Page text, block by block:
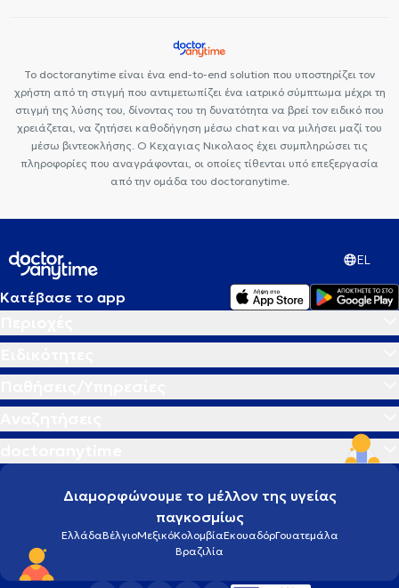
Το doctoranytime είναι ένα end-to-end solution που υποστηρίζει τον
χρήστη από τη στιγμή που αντιμετωπίζει ένα ιατρικό σύμπτωμα μέχρι τη
στιγμή της λύσης του, δίνοντας του τη δυνατότητα να βρεί τον ειδικό που
χρειάζεται, να ζητήσει καθοδήγηση μέσω chat και να μιλήσει μαζί του
μέσω βιντεοκλήσης. Ο Κεχαγιας Νικολαος έχει συμπληρώσει τις
πληροφορίες που αναγράφονται, οι οποίες τίθενται υπό επεξεργασία
από την ομάδα του doctoranytime.
EL
Κατέβασε το app
Διαμορφώνουμε το μέλλον της υγείας
παγκοσμίως
ΕλλάδαΒέλγιοΜεξικόΚολομβίαΕκουαδόρΓουατεμάλα
Βραζιλία